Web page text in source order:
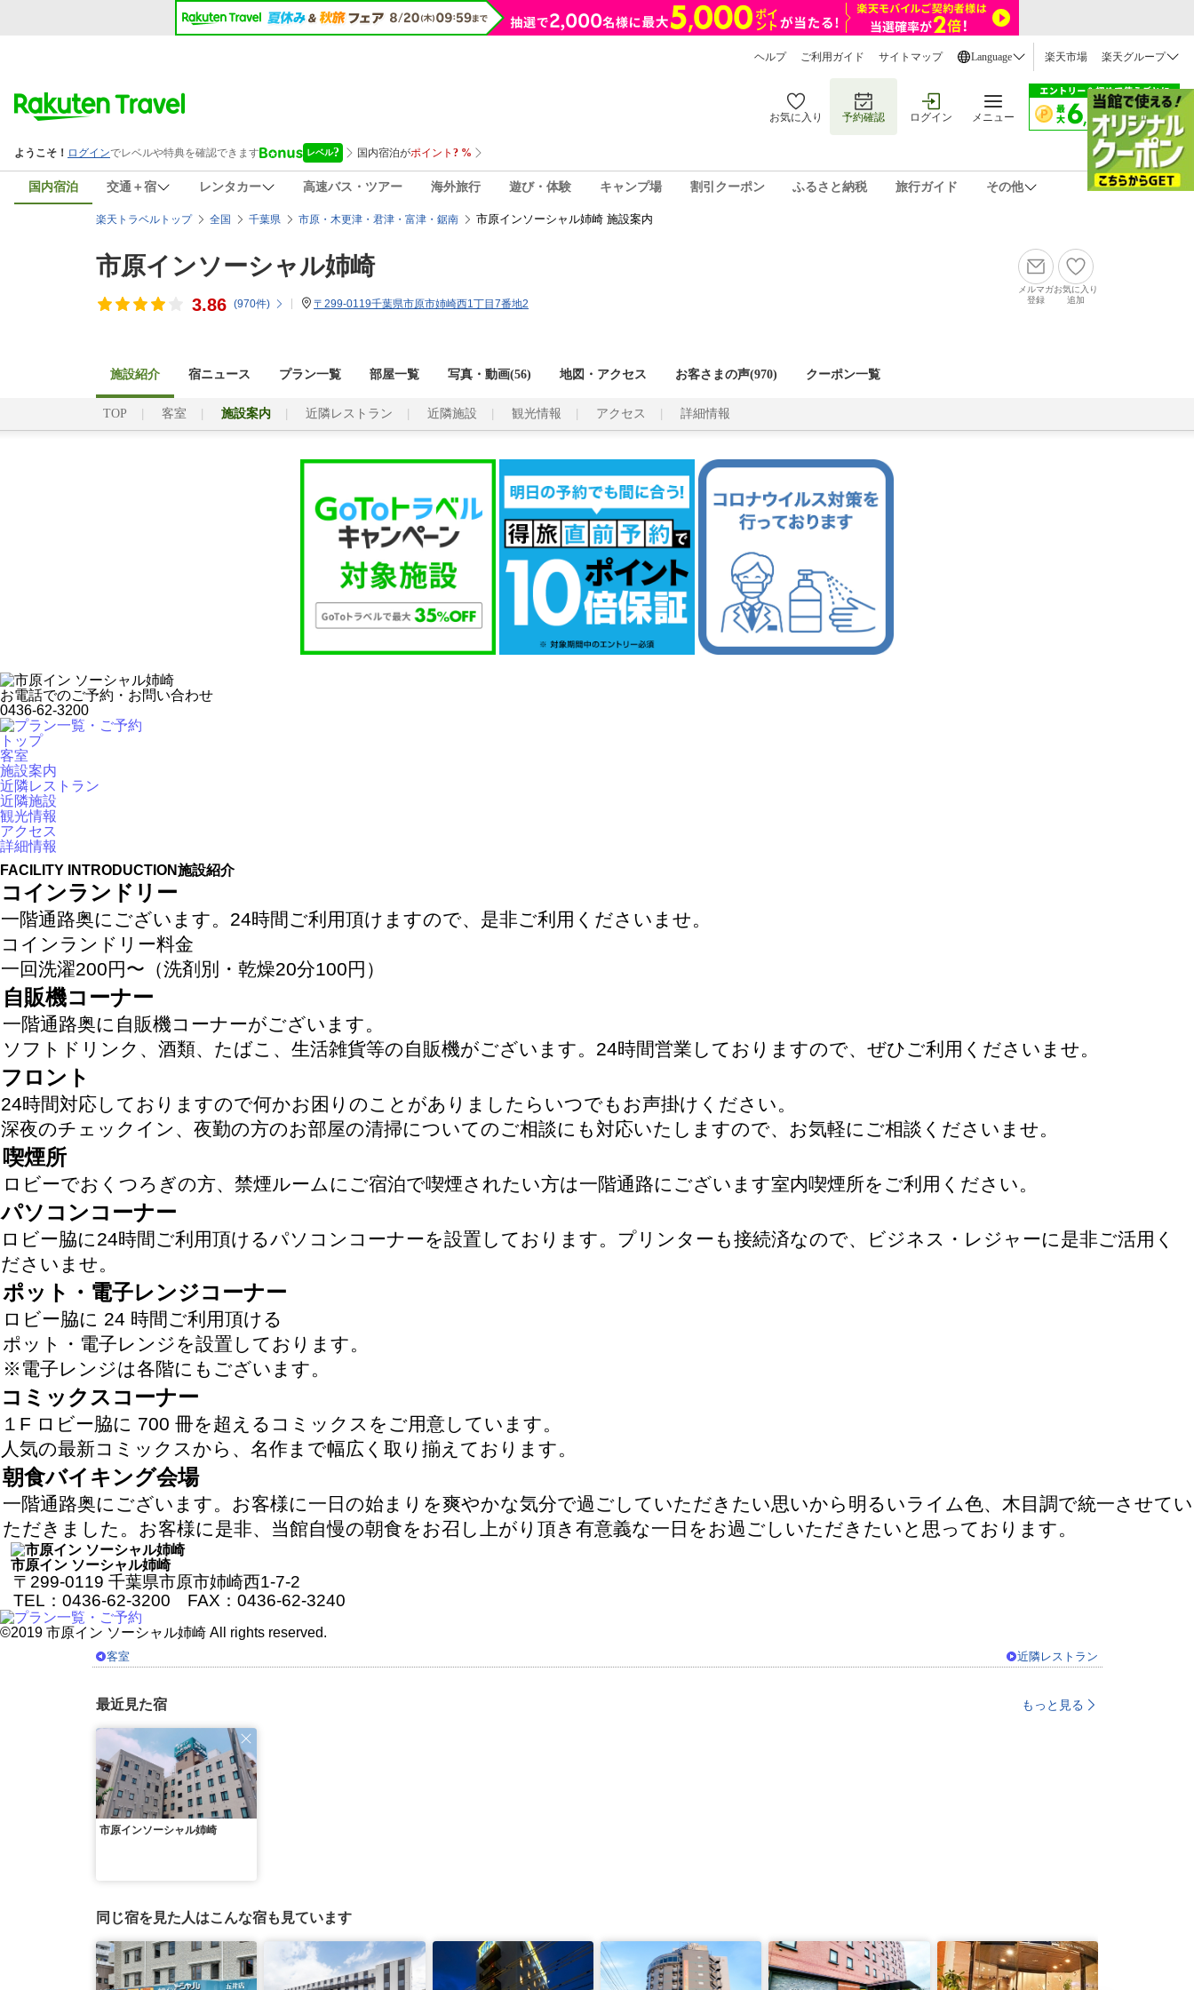
ヘルプ ご利用ガイド サイトマップ Language 楽天市場 楽天グループ
お気に入り 予約確認 ログイン メニュー
国内宿泊 交通＋宿 レンタカー 高速バス・ツアー 海外旅行 遊び・体験 キャンプ場 割引クーポン ふるさと納税 旅行ガイド その他
楽天トラベルトップ 全国 千葉県 市原・木更津・君津・富津・鋸南 市原インソーシャル姉崎 施設案内
市原インソーシャル姉崎
3.86 (970件) 〒299-0119千葉県市原市姉崎西1丁目7番地2
メルマガ
登録
お気に入り
追加
施設紹介 宿ニュース プラン一覧 部屋一覧 写真・動画(56) 地図・アクセス お客さまの声(970) クーポン一覧
TOP 客室 施設案内 近隣レストラン 近隣施設 観光情報 アクセス 詳細情報
お電話でのご予約・お問い合わせ
0436-62-3200
トップ
客室
施設案内
近隣レストラン
近隣施設
観光情報
アクセス
詳細情報
FACILITY INTRODUCTION施設紹介
コインランドリー
一階通路奥にございます。24時間ご利用頂けますので、是非ご利用くださいませ。
コインランドリー料金
一回洗濯200円〜（洗剤別・乾燥20分100円）
自販機コーナー
一階通路奥に自販機コーナーがございます。
ソフトドリンク、酒類、たばこ、生活雑貨等の自販機がございます。24時間営業しておりますので、ぜひご利用くださいませ。
フロント
24時間対応しておりますので何かお困りのことがありましたらいつでもお声掛けください。
深夜のチェックイン、夜勤の方のお部屋の清掃についてのご相談にも対応いたしますので、お気軽にご相談くださいませ。
喫煙所
ロビーでおくつろぎの方、禁煙ルームにご宿泊で喫煙されたい方は一階通路にございます室内喫煙所をご利用ください。
パソコンコーナー
ロビー脇に24時間ご利用頂けるパソコンコーナーを設置しております。プリンターも接続済なので、ビジネス・レジャーに是非ご活用く
ださいませ。
ポット・電子レンジコーナー
ロビー脇に 24 時間ご利用頂ける
ポット・電子レンジを設置しております。
※電子レンジは各階にもございます。
コミックスコーナー
１F ロビー脇に 700 冊を超えるコミックスをご用意しています。
人気の最新コミックスから、名作まで幅広く取り揃えております。
朝食バイキング会場
一階通路奥にございます。お客様に一日の始まりを爽やかな気分で過ごしていただきたい思いから明るいライム色、木目調で統一させてい
ただきました。お客様に是非、当館自慢の朝食をお召し上がり頂き有意義な一日をお過ごしいただきたいと思っております。
市原イン ソーシャル姉崎
〒299-0119 千葉県市原市姉崎西1-7-2
TEL：0436-62-3200 FAX：0436-62-3240
©2019 市原イン ソーシャル姉崎 All rights reserved.
客室 近隣レストラン
最近見た宿 もっと見る
市原インソーシャル姉崎
同じ宿を見た人はこんな宿も見ています